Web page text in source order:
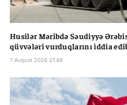
Husilər Məribdə Səudiyyə
qüvvələri vurduqlarını iddia
7 Avqust 2026 21:49